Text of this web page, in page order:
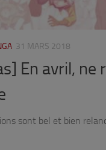
31 MARS 2018
En avril, ne
sont bel et bien